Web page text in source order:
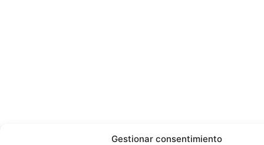
Gestionar consentimiento